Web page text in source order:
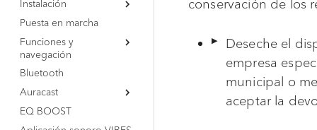
Puesta en marcha
Funciones y
navegación
Vista general
Bloqueo de teclas
Restablecimiento de
fábrica
Bluetooth
Auracast
Vista general
BMS (transmisor)
EQ BOOST
Aplicación sonoro VIBES
Instalación
Desembalar el
dispositivo
Puesta en marcha
Funciones y
navegación
Vista general
Bloqueo de teclas
Restablecimiento de
fábrica
Bluetooth
Auracast
Vista general
EQ BOOST
conservación de los
Deseche el
empresa
municipal o
aceptar la